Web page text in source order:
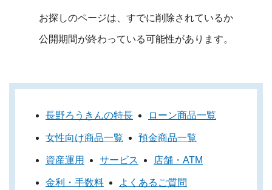
お探しのページは、すでに削除されているか
公開期間が終わっている可能性があります。
長野ろうきんの特長 ローン商品一覧
女性向け商品一覧 預金商品一覧
資産運用 サービス 店舗・ATM
金利・手数料 よくあるご質問